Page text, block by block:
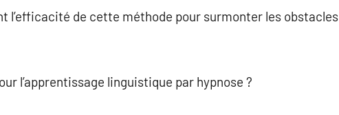
l’efficacité de cette méthode pour surmonter les obstacles
l’apprentissage linguistique par hypnose ?